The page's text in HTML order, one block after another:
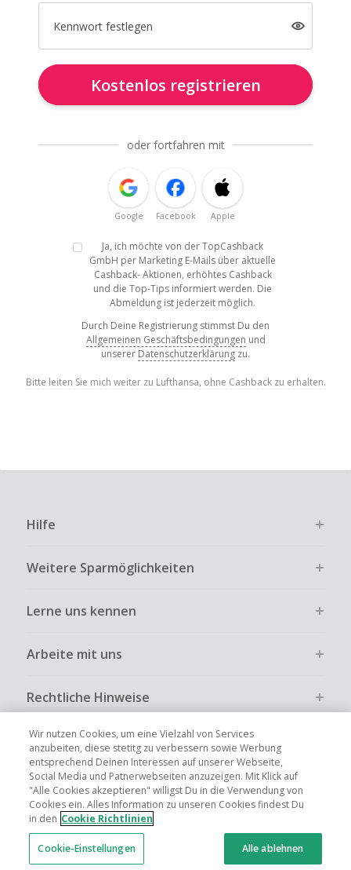
Kennwort festlegen
Kostenlos registrieren
oder fortfahren mit
Google Facebook Apple
Ja, ich möchte von der TopCashback
GmbH per Marketing E-Mails über aktuelle
Cashback- Aktionen, erhöhtes Cashback
und die Top-Tips informiert werden. Die
Abmeldung ist jederzeit möglich.
Durch Deine Registrierung stimmst Du den
Allgemeinen Geschäftsbedingungen und
unserer Datenschutzerklärung zu.
Bitte leiten Sie mich weiter zu Lufthansa, ohne Cashback zu erhalten.
Hilfe
Weitere Sparmöglichkeiten
Lerne uns kennen
Arbeite mit uns
Rechtliche Hinweise
Globale Websites UK US CN JP FR AU IT
Wir nutzen Cookies, um eine Vielzahl von Services
anzubeiten, diese stetitg zu verbessern sowie Werbung
entsprechend Deinen Interessen auf unserer Webseite,
Social Media und Patnerwebseiten anzuzeigen. Mit Klick auf
"Alle Cookies akzeptieren" willigst Du in die Verwendung von
Cookies ein. Alles Information zu unseren Cookies findest Du
in den Cookie Richtlinien
Cookie-Einstellungen Alle ablehnen